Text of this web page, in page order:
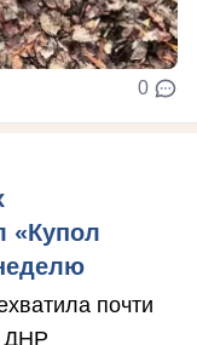
0
«Купол
почти
ДНР